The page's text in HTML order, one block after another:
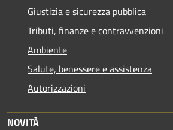
Giustizia e sicurezza pubblica
Tributi, finanze e contravvenzioni
Ambiente
Salute, benessere e assistenza
Autorizzazioni
NOVITÀ